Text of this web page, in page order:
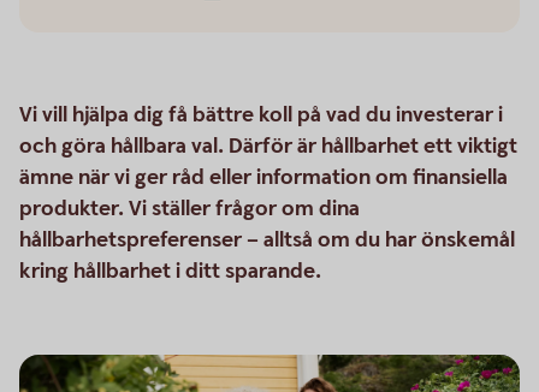
Vi vill hjälpa dig få bättre koll på vad du investerar i
och göra hållbara val. Därför är hållbarhet ett viktigt
ämne när vi ger råd eller information om finansiella
produkter. Vi ställer frågor om dina
hållbarhetspreferenser – alltså om du har önskemål
kring hållbarhet i ditt sparande.